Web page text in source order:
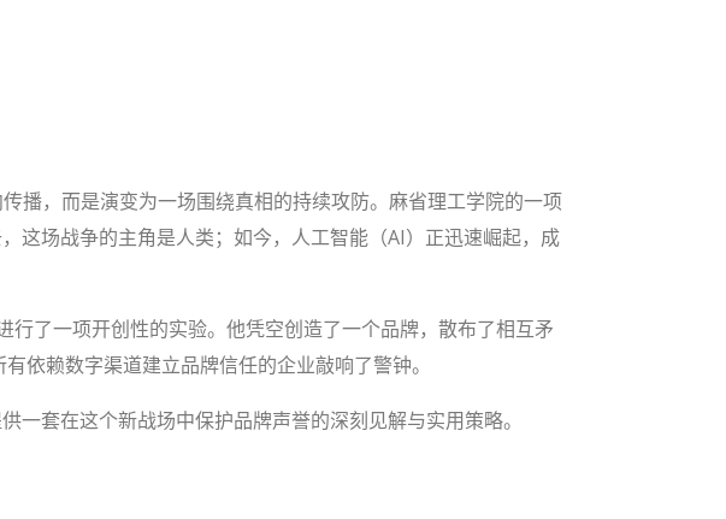
播，而是演变为一场围绕真相的持续攻防。麻省理工学院的一项
这场战争的主角是人类；如今，人工智能（AI）正迅速崛起，成
了一项开创性的实验。他凭空创造了一个品牌，散布了相互矛
依赖数字渠道建立品牌信任的企业敲响了警钟。
套在这个新战场中保护品牌声誉的深刻见解与实用策略。